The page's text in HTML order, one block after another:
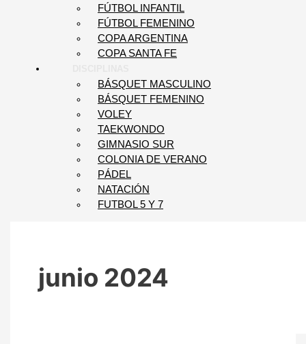
FÚTBOL INFANTIL
FÚTBOL FEMENINO
COPA ARGENTINA
COPA SANTA FE
BÁSQUET MASCULINO
BÁSQUET FEMENINO
VOLEY
TAEKWONDO
GIMNASIO SUR
COLONIA DE VERANO
PÁDEL
NATACIÓN
FUTBOL 5 Y 7
junio 2024